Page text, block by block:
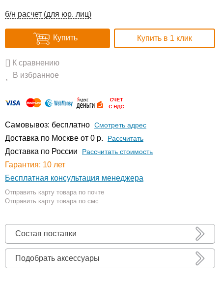
б/н расчет (для юр. лиц)
Купить Купить в 1 клик
К сравнению
В избранное
Самовывоз: бесплатно Смотреть адрес
Доставка по Москве от 0 р. Расcчитать
Доставка по России Рассчитать стоимость
Гарантия: 10 лет
Бесплатная консультация менеджера
Отправить карту товара по почте
Отправить карту товара по смс
Состав поставки
Подобрать аксессуары